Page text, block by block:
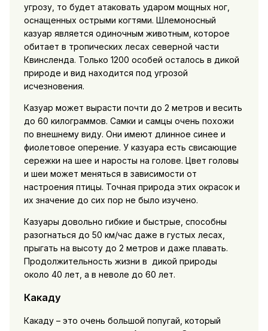
угрозу, то будет атаковать ударом мощных ног,
оснащенных острыми когтями. Шлемоносный
казуар является одиночным животным, которое
обитает в тропических лесах северной части
Квинсленда. Только 1200 особей осталось в дикой
природе и вид находится под угрозой
исчезновения.
Казуар может вырасти почти до 2 метров и весить
до 60 килограммов. Самки и самцы очень похожи
по внешнему виду. Они имеют длинное синее и
фиолетовое оперение. У казуара есть свисающие
сережки на шее и наросты на голове. Цвет головы
и шеи может меняться в зависимости от
настроения птицы. Точная природа этих окрасок и
их значение до сих пор не было изучено.
Казуары довольно гибкие и быстрые, способны
разогнаться до 50 км/час даже в густых лесах,
прыгать на высоту до 2 метров и даже плавать.
Продолжительность жизни в дикой природы
около 40 лет, а в неволе до 60 лет.
Какаду
Какаду – это очень большой попугай, который